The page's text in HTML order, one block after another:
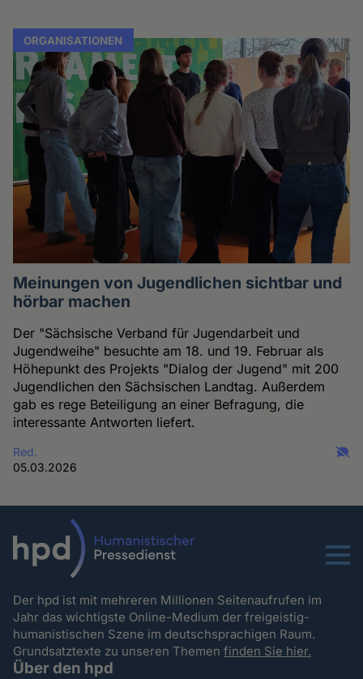
ORGANISATIONEN
Meinungen von Jugendlichen sichtbar und
hörbar machen
Der "Sächsische Verband für Jugendarbeit und
Jugendweihe" besuchte am 18. und 19. Februar als
Höhepunkt des Projekts "Dialog der Jugend" mit 200
Jugendlichen den Sächsischen Landtag. Außerdem
gab es rege Beteiligung an einer Befragung, die
interessante Antworten liefert.
Red.
05.03.2026
Menu
Der hpd ist mit mehreren Millionen Seitenaufrufen im
Jahr das wichtigste Online-Medium der freigeistig-
humanistischen Szene im deutschsprachigen Raum.
Grundsatztexte zu unseren Themenfinden Sie hier.
Über den hpd